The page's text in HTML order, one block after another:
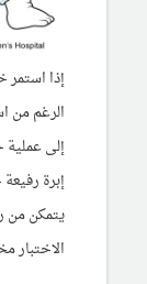
إذا
إلى
إبرة
يتمكن من
الاختبار